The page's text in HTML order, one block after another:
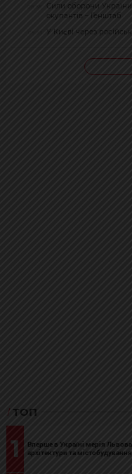
Сили оборони
окупантів – Генштаб
У Києві через
ТОП
1
Вперше в Україні мерія
архітектури та